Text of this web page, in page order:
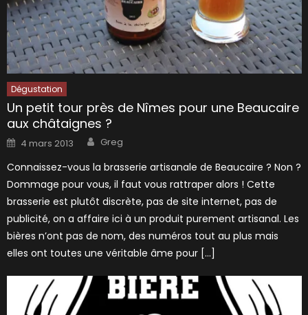
Dégustation
Un petit tour près de Nîmes pour une Beaucaire
aux châtaignes ?
Posted
on
4 mars 2013 Author
Greg
Connaissez-vous la brasserie artisanale de Beaucaire ? Non ?
Dommage pour vous, il faut vous rattraper alors ! Cette
brasserie est plutôt discrète, pas de site internet, pas de
publicité, on a affaire ici à un produit purement artisanal. Les
bières n’ont pas de nom, des numéros tout au plus mais
elles ont toutes une véritable âme pour […]